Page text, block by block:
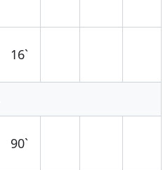
16`
90`